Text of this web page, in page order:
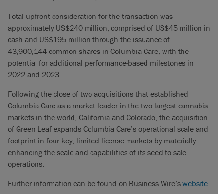
Total upfront consideration for the transaction was
approximately US$240 million, comprised of US$45 million in
cash and US$195 million through the issuance of
43,900,144 common shares in Columbia Care, with the
potential for additional performance-based milestones in
2022 and 2023.
Following the close of two acquisitions that established
Columbia Care as a market leader in the two largest cannabis
markets in the world, California and Colorado, the acquisition
of Green Leaf expands Columbia Care’s operational scale and
footprint in four key, limited license markets by materially
enhancing the scale and capabilities of its seed-to-sale
operations.
Further information can be found on Business Wire’s website.